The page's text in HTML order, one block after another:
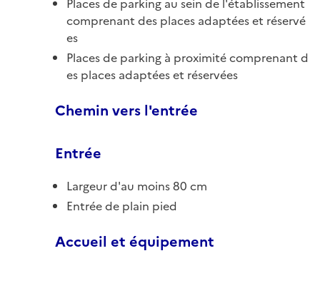
comprenant des places adaptées et réservé
es
Places de parking à proximité comprenant d
es places adaptées et réservées
Chemin vers l'entrée
Entrée
Largeur d'au moins 80 cm
Entrée de plain pied
Accueil et équipement